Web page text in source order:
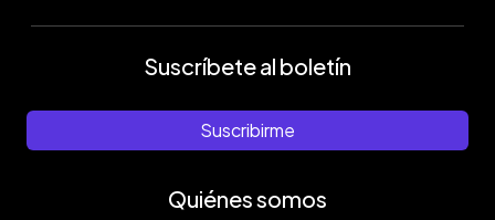
Suscríbete al boletín
Suscribirme
Quiénes somos